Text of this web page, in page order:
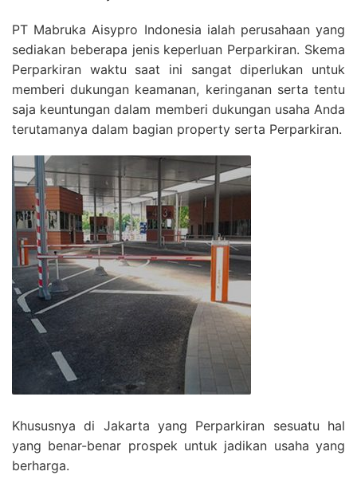
PT Mabruka Aisypro Indonesia ialah perusahaan yang
sediakan beberapa jenis keperluan Perparkiran. Skema
Perparkiran waktu saat ini sangat diperlukan untuk
memberi dukungan keamanan, keringanan serta tentu
saja keuntungan dalam memberi dukungan usaha Anda
terutamanya dalam bagian property serta Perparkiran.
Khususnya di Jakarta yang Perparkiran sesuatu hal
yang benar-benar prospek untuk jadikan usaha yang
berharga.